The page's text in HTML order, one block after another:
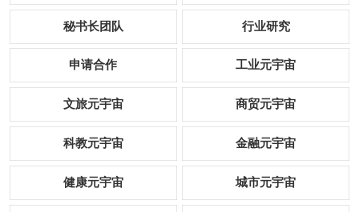
秘书长团队 行业研究
申请合作 工业元宇宙
文旅元宇宙 商贸元宇宙
科教元宇宙 金融元宇宙
健康元宇宙 城市元宇宙